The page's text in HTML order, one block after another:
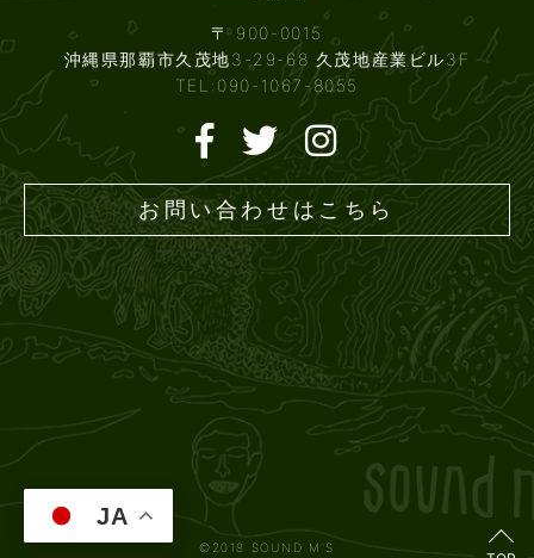
〒 900-0015
沖縄県那覇市久茂地3-29-68 久茂地産業ビル3F
TEL:090-1067-8055
お問い合わせはこちら
©2018 SOUND M'S
JA